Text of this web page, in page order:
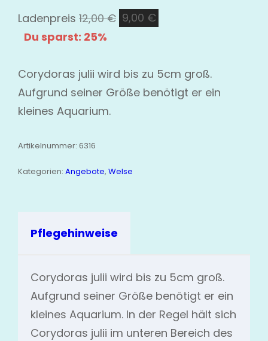
Ladenpreis 12,00€ Ursprünglicher
12,00 €
9,00 €
9,00 €.
Du sparst: 25%
Corydoras julii wird bis zu 5cm groß.
Aufgrund seiner Größe benötigt er ein
kleines Aquarium.
Artikelnummer: 6316
Kategorien: Angebote, Welse
Pflegehinweise
Corydoras julii wird bis zu 5cm groß.
Aufgrund seiner Größe benötigt er ein
kleines Aquarium. In der Regel hält sich
Corydoras julii im unteren Bereich des